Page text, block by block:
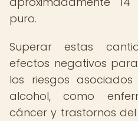
puro.
Superar estas
efectos negativos
los riesgos
alcohol, como
cáncer y trastornos